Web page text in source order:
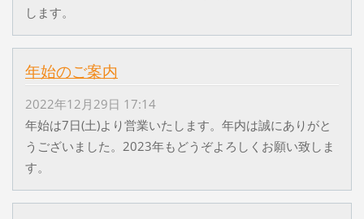
します。
年始のご案内
2022年12月29日 17:14
年始は7日(土)より営業いたします。年内は誠にありがと
うございました。2023年もどうぞよろしくお願い致しま
す。